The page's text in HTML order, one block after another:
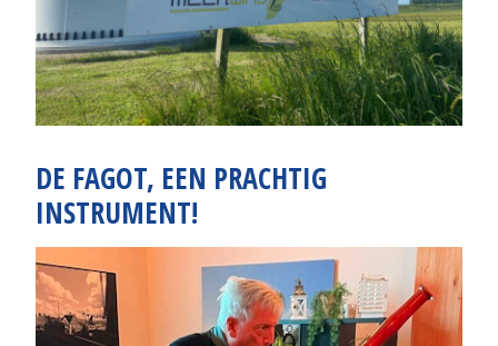
DE FAGOT, EEN PRACHTIG
INSTRUMENT!